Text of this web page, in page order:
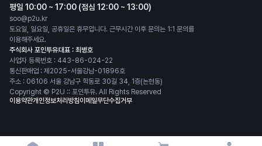
평일 10:00 ~ 17:00 (점심 12:00 ~ 13:00)
soo@p2u.kr
토요일, 일요일, 공휴일은 휴무입니다. 근무시간 이후 문의는 1:1 문의를
이용해주세요.
주식회사 포인투유대표 : 최병호
사업자 등록번호 : 443-86-024-22
통신판매업 : 제2025-서울강남-01896호
주소 : 06106 서울 강남구 학동로 30길 34, 1층(논현동)
Copyright © P2U :: 포인투유. All Rights Reserved
이용약관개인정보처리방침이메일무단수집거부